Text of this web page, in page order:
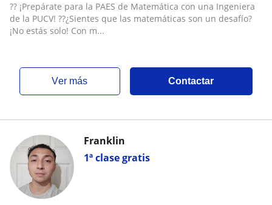
?? ¡Prepárate para la PAES de Matemática con una Ingeniera
de la PUCV! ??¿Sientes que las matemáticas son un desafío?
¡No estás solo! Con m...
ver más Contactar
1ª clase gratis
Franklin